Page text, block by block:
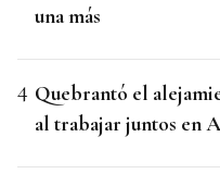
una más
Quebrantó el
al trabajar juntos en